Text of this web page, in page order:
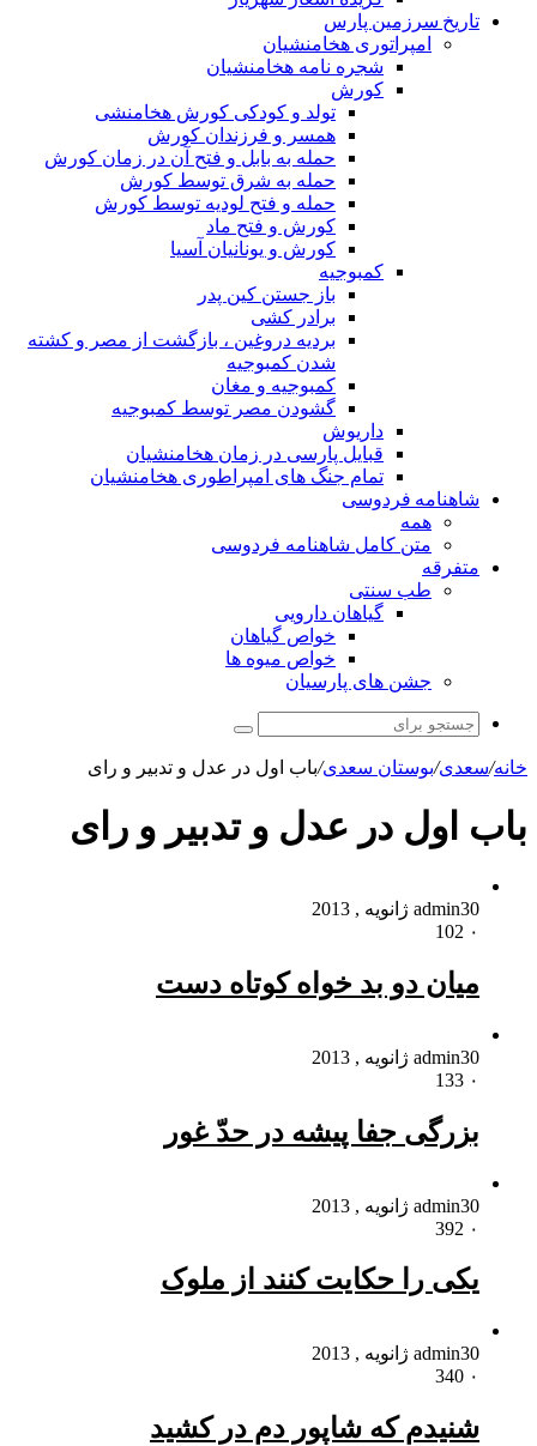
تاریخ سرزمین پارس
امپراتوری هخامنشیان
شجره نامه هخامنشیان
کورش
تولد و کودکی کورش هخامنشی
همسر و فرزندان کورش
حمله به بابل و فتح آن در زمان کورش
حمله به شرق توسط کورش
حمله و فتح لودیه توسط کورش
کورش و فتح ماد
کورش و یونانیان آسیا
کمبوجیه
باز جستن کین پدر
برادر کشی
بردیه دروغین ، بازگشت از مصر و کشته
شدن کمبوجیه
کمبوجیه و مغان
گشودن مصر توسط کمبوجیه
داریوش
قبایل پارسی در زمان هخامنشیان
تمام جنگ های امپراطوری هخامنشیان
شاهنامه فردوسی
همه
متن کامل شاهنامه فردوسی
متفرقه
طب سنتی
گیاهان دارویی
خواص گیاهان
خواص میوه ها
جشن های پارسیان
جستجو
خانه/سعدی/بوستان سعدی/باب اول در عدل و تدبیر و رای
باب اول در عدل و تدبیر و رای
admin30 ژانویه , 2013
۰
میان دو بد خواه کوتاه دست
admin30 ژانویه , 2013
۰
بزرگی جفا پیشه در حدّ غور
admin30 ژانویه , 2013
۰
یکی را حکایت کنند از ملوک
admin30 ژانویه , 2013
۰
شنیدم که شاپور دم در کشید